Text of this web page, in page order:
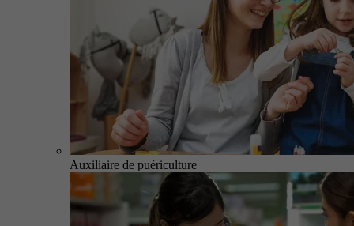
Auxiliaire de puériculture